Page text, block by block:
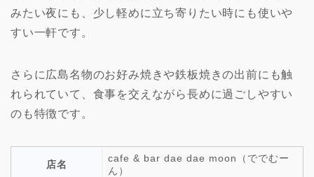
みたい夜にも、少し軽めに立ち寄りたい時にも使いや
すい一軒です。
さらに広島名物のお好み焼きや鉄板焼きの出前にも触
れられていて、食事を交えながら長めに過ごしやすい
のも特徴です。
店名
cafe & bar dae dae moon（ででむー
ん）